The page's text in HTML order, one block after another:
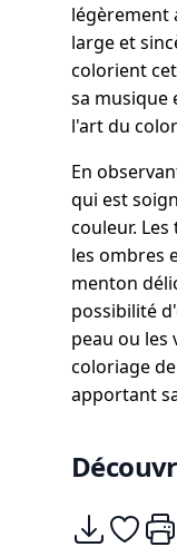
légèrement
large et
colorient
sa musique
l'art du
En
qui est
couleur.
les ombres
menton
possibilité
peau ou les
coloriage
apportant
Télécharger
Ajouter